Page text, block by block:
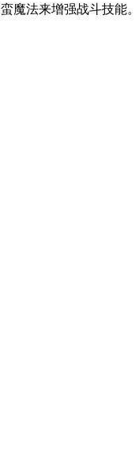
魔法来增强战斗技能。